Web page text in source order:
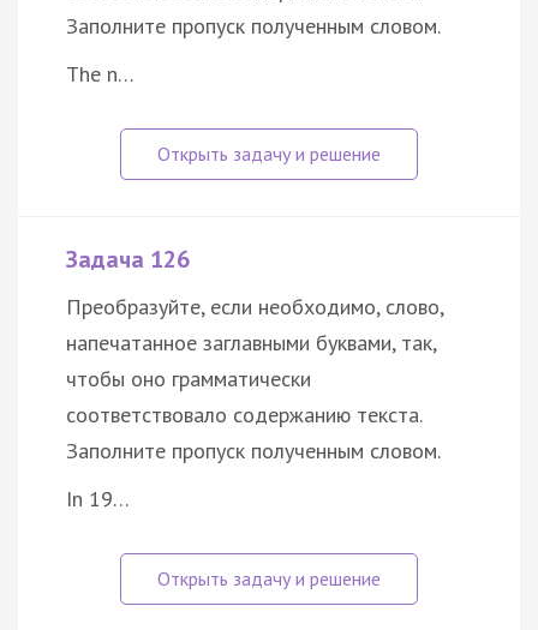
Заполните пропуск полученным словом.
The n…
Задача 126
Преобразуйте, если необходимо, слово,
напечатанное заглавными буквами, так,
чтобы оно грамматически
соответствовало содержанию текста.
Заполните пропуск полученным словом.
In 19…